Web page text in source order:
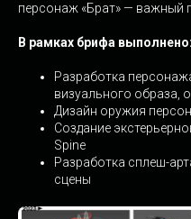
персонаж «Брат» — важный
В рамках брифа выполнено:
Разработка
визуального образа,
Дизайн оружия
Создание
Spine
Разработка сплеш-
сцены